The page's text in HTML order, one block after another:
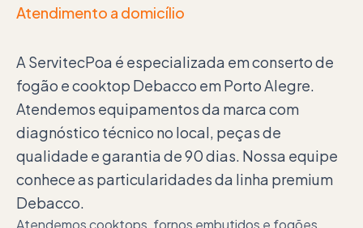
Atendimento a domicílio
A ServitecPoa é especializada em conserto de
fogão e cooktop Debacco em Porto Alegre.
Atendemos equipamentos da marca com
diagnóstico técnico no local, peças de
qualidade e garantia de 90 dias. Nossa equipe
conhece as particularidades da linha premium
Debacco.
Atendemos cooktops, fornos embutidos e fogões